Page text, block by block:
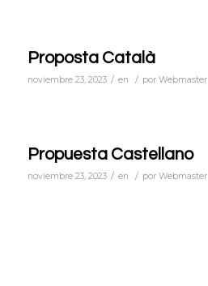
Proposta Català
noviembre 23, 2023 / en / por Webmaster
Propuesta Castellano
noviembre 23, 2023 / en / por Webmaster